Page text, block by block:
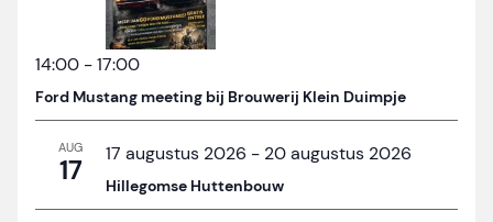
14:00 -17:00
Ford Mustang meeting bij Brouwerij Klein Duimpje
AUG
17 17 augustus 2026 - 20 augustus 2026
Hillegomse Huttenbouw